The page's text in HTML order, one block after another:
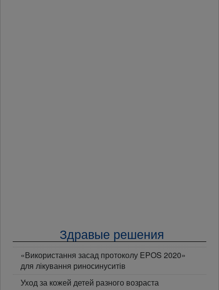
Здравые решения
«Використання засад протоколу EPOS 2020»
для лікування риносинуситів
Уход за кожей детей разного возраста